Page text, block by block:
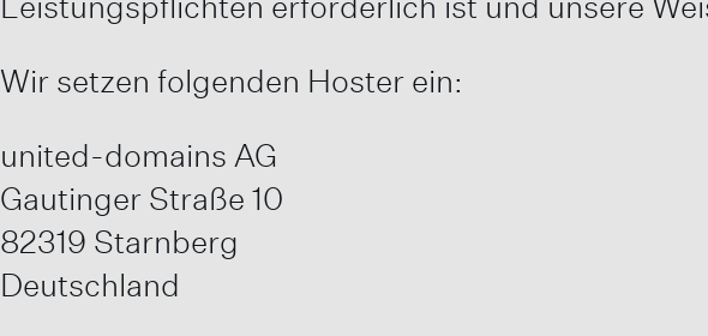
Wir setzen folgenden Hoster ein:
united-domains AG
Gautinger Straße 10
82319 Starnberg
Deutschland